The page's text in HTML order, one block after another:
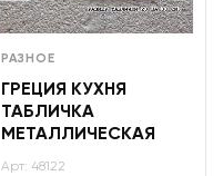
РАЗНОЕ
ГРЕЦИЯ КУХНЯ
ТАБЛИЧКА
МЕТАЛЛИЧЕСКАЯ
Арт: 48122